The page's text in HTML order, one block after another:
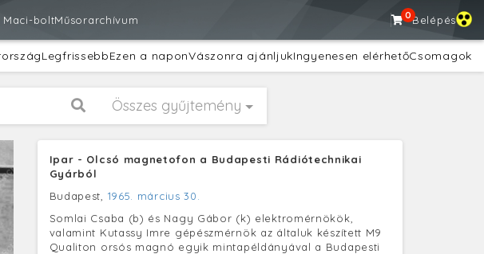
Maci-boltMűsorarchívum 0Belépés
LegfrissebbEzen a naponVászonra ajánljukIngyenesen elérhetőCsomagok
Összes gyűjtemény
Ipar - Olcsó magnetofon a Budapesti Rádiótechnikai
Gyárból
Budapest, 1965. március 30.
Somlai Csaba (b) és Nagy Gábor (k) elektromérnökök,
valamint Kutassy Imre gépészmérnök az általuk készített M9
Qualiton orsós magnó egyik mintapéldányával a Budapesti